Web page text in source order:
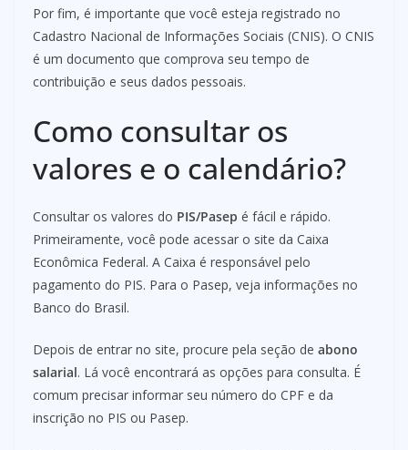
Por fim, é importante que você esteja registrado no
Cadastro Nacional de Informações Sociais (CNIS). O CNIS
é um documento que comprova seu tempo de
contribuição e seus dados pessoais.
Como consultar os
valores e o calendário?
Consultar os valores do PIS/Pasep é fácil e rápido.
Primeiramente, você pode acessar o site da Caixa
Econômica Federal. A Caixa é responsável pelo
pagamento do PIS. Para o Pasep, veja informações no
Banco do Brasil.
Depois de entrar no site, procure pela seção de abono
salarial. Lá você encontrará as opções para consulta. É
comum precisar informar seu número do CPF e da
inscrição no PIS ou Pasep.